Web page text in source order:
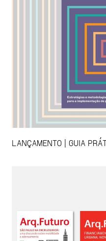
LANÇAMENTO | GUIA